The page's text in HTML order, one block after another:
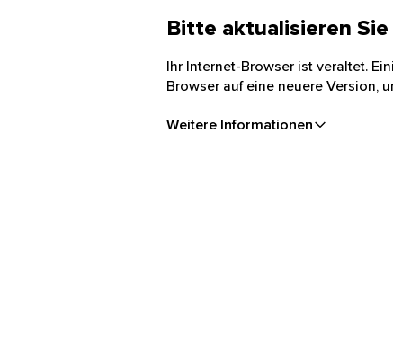
Bitte aktualisieren
Ihr Internet-Browser ist veraltet.
Browser auf eine neuere Version,
Weitere Informationen